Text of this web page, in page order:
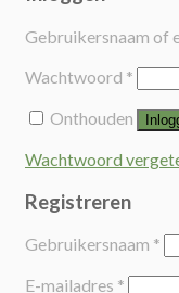
Gebruikersnaam of
Wachtwoord *
Onthouden
Wachtwoord
Registreren
Gebruikersnaam *
E-mailadres *